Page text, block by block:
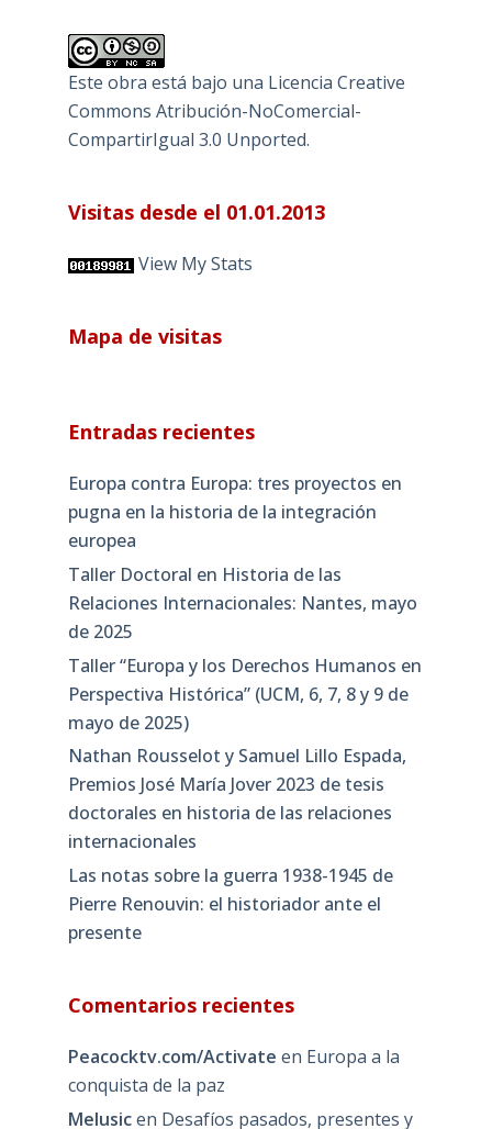
Este obra está bajo una Licencia Creative
Commons Atribución-NoComercial-
CompartirIgual 3.0 Unported.
Visitas desde el 01.01.2013
View My Stats
Mapa de visitas
Entradas recientes
Europa contra Europa: tres proyectos en
pugna en la historia de la integración
europea
Taller Doctoral en Historia de las
Relaciones Internacionales: Nantes, mayo
de 2025
Taller “Europa y los Derechos Humanos en
Perspectiva Histórica” (UCM, 6, 7, 8 y 9 de
mayo de 2025)
Nathan Rousselot y Samuel Lillo Espada,
Premios José María Jover 2023 de tesis
doctorales en historia de las relaciones
internacionales
Las notas sobre la guerra 1938-1945 de
Pierre Renouvin: el historiador ante el
presente
Comentarios recientes
Peacocktv.com/Activate en Europa a la
conquista de la paz
Melusicen Desafíos pasados, presentes y